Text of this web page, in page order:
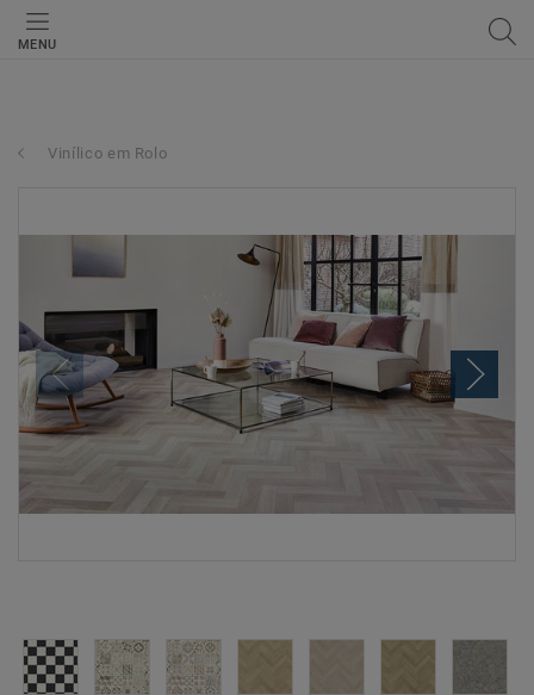
MENU
Vinílico em Rolo